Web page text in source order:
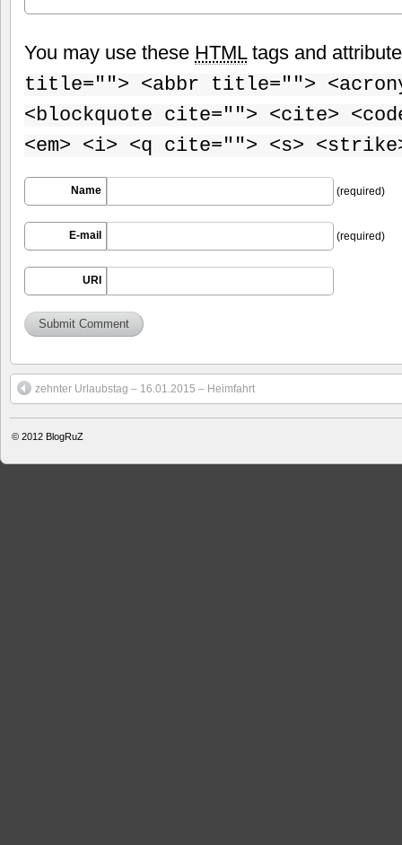
You may use these HTMLtags and
title=""> <abbr title="">
<blockquote cite=""> <cite>
<em> <i> <q cite=""> <s>
Name (required)
E-mail (required)
URI
zehnter Urlaubstag – 16.01.2015 – Heimfahrt
© 2012 BlogRuZ